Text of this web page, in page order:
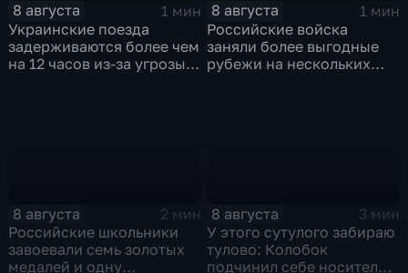
8 августа
1 мин
Украинские поезда
задерживаются более чем
на 12 часов из-за угрозы
8 августа
1 мин
Российские войска
заняли более выгодные
рубежи на нескольких
8 августа
2 мин
Российские школьники
завоевали семь золотых
медалей и одну
8 августа
3 мин
У этого сутулого забираю
тулово: Колобок
подчинил себе носителя в